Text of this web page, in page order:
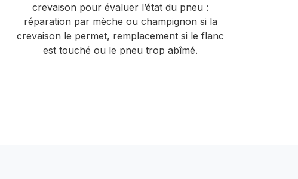
crevaison pour évaluer l’état du pneu :
réparation par mèche ou champignon si la
crevaison le permet, remplacement si le flanc
est touché ou le pneu trop abîmé.